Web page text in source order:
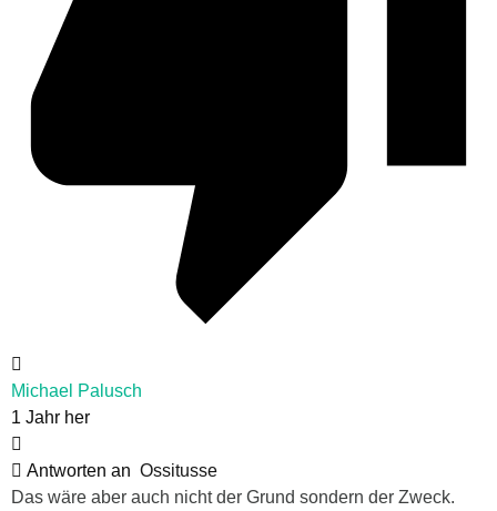
Michael Palusch
1 Jahr her
Antworten an Ossitusse
Das wäre aber auch nicht der Grund sondern der Zweck.